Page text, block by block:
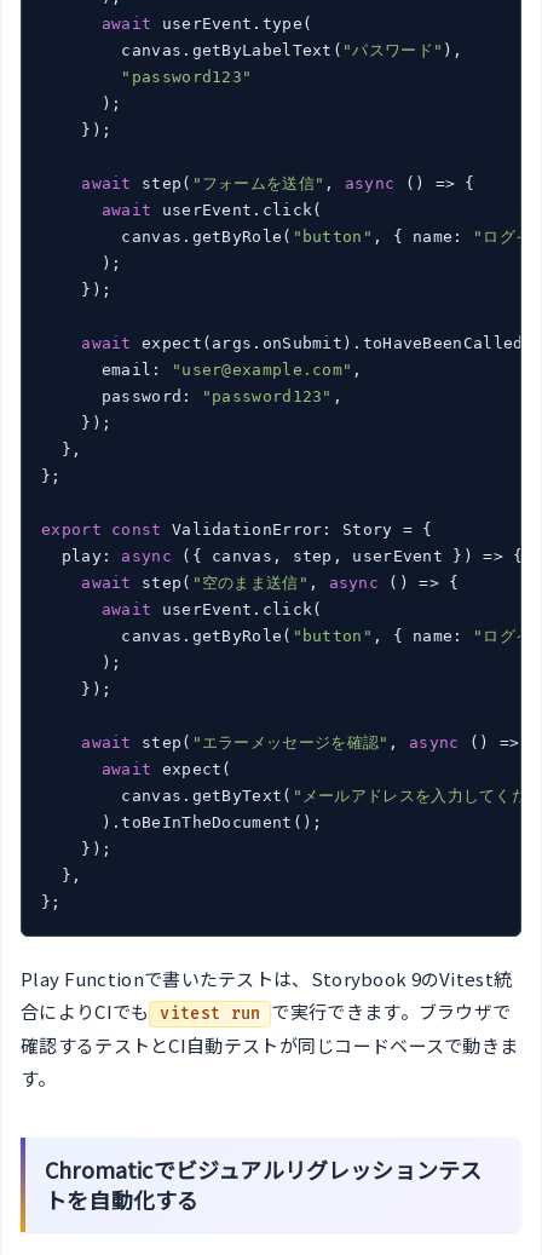
await userEvent.type(
        canvas.getByLabelText(
"パスワード" ),
"password123"
      );
    });
await step( "フォームを送信" , async () => {
await userEvent.click(
        canvas.getByRole(
"button" , { name:
"ログイ
      );
    });
await
      email:
"user@example.com" ,
      password:
"password123" ,
    });
  },
};
export const
ValidationError: Story = {
  play:
async ({ canvas, step, userEvent }) => {
await
step( "空のまま送信" , async () => {
await userEvent.click(
        canvas.getByRole(
"button" , { name:
"ログイ
      );
    });
await step( "エラーメッセージを確認" , async
() => {
await expect(
        canvas.getByText(
"メールアドレスを入力してくだ
      ).toBeInTheDocument();
    });
  },
};
Play Functionで書いたテストは、Storybook 9のVitest統
合によりCIでも vitest run
で実行できます。ブラウザで
確認するテストとCI自動テストが同じコードベースで動きま
す。
Chromaticでビジュアルリグレッションテス
トを自動化する